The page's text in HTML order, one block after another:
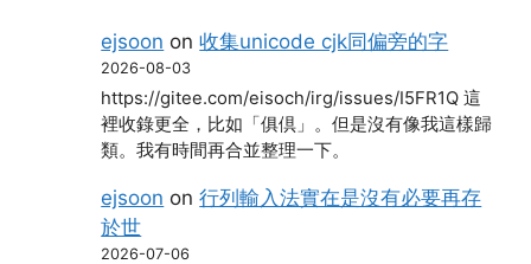
ejsoon on收集unicode cjk同偏旁的字
2026-08-03
https://gitee.com/eisoch/irg/issues/I5FR1Q 這
裡收錄更全，比如「俱倶」。但是沒有像我這樣歸
類。我有時間再合並整理一下。
ejsoon on行列輸入法實在是沒有必要再存
於世
2026-07-06